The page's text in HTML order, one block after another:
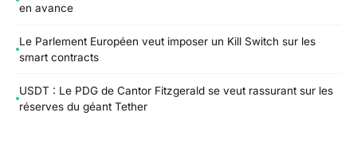
en avance
Le Parlement Européen veut imposer un Kill Switch sur les
smart contracts
USDT : Le PDG de Cantor Fitzgerald se veut rassurant sur les
réserves du géant Tether